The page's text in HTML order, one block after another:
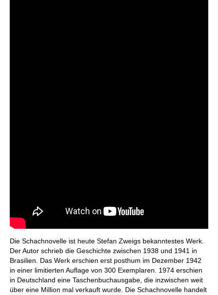
Die Schachnovelle ist heute Stefan Zweigs bekanntestes Werk.
Der Autor schrieb die Geschichte zwischen 1938 und 1941 in
Brasilien. Das Werk erschien erst posthum im Dezember 1942
in einer limitierten Auflage von 300 Exemplaren. 1974 erschien
in Deutschland eine Taschenbuchausgabe, die inzwischen weit
über eine Million mal verkauft wurde. Die Schachnovelle handelt